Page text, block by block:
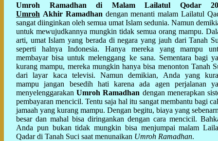
Umroh Ramadhan di Malam Lailatul Qodar
Umroh Akhir Ramadhan dengan menanti malam Lailatul
sangat diinginkan oleh semua umat Islam sedunia. Namun
untuk mewujudkannya mungkin tidak semua orang mampu.
arti, umat Islam yang berada di negara yang jauh dari Tanah
seperti halnya Indonesia. Hanya mereka yang mampu
membayar bisa untuk melenggang ke sana. Sementara bagi
kurang mampu, mereka mungkin hanya bisa menonton Tanah
dari layar kaca televisi. Namun demikian, Anda yang
mampu jangan besedih hati karena ada agen perjalanan
menyelenggarakanUmroh Ramadhan dengan menerapkan
pembayaran mencicil. Tentu saja hal itu sangat membantu bagi
jamaah yang kurang mampu. Dengan begitu, biaya yang
besar dan mahal bisa diringankan dengan cara mencicil.
Anda pun bukan tidak mungkin bisa menjumpai malam
Qadar di Tanah Suci saat menunaikan Umroh Ramadhan.